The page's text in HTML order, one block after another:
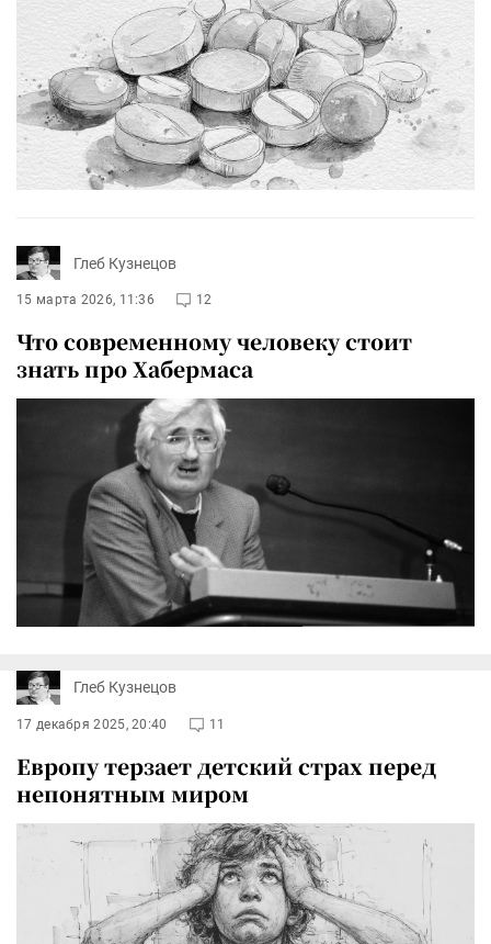
Глеб Кузнецов
15 марта 2026, 11:36 12
Что современному человеку стоит
знать про Хабермаса
Глеб Кузнецов
17 декабря 2025, 20:40 11
Европу терзает детский страх перед
непонятным миром